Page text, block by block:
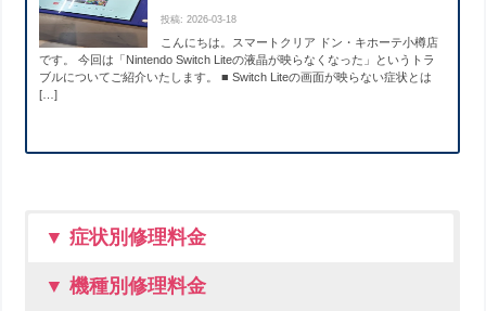
投稿: 2026-03-18
こんにちは。スマートクリア ドン・キホーテ小樽店
です。 今回は「Nintendo Switch Liteの液晶が映らなくなった」というトラ
ブルについてご紹介いたします。 ■ Switch Liteの画面が映らない症状とは
[…]
▼ 症状別修理料金
▼ 機種別修理料金